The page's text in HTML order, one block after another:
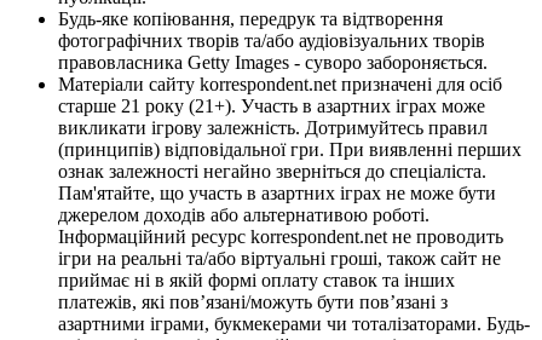
Будь-яке копіювання, передрук та відтворення
фотографічних творів та/або аудіовізуальних творів
правовласника Getty Images - суворо забороняється.
Матеріали сайту korrespondent.net призначені для осіб
старше 21 року (21+). Участь в азартних іграх може
викликати ігрову залежність. Дотримуйтесь правил
(принципів) відповідальної гри. При виявленні перших
ознак залежності негайно зверніться до спеціаліста.
Пам'ятайте, що участь в азартних іграх не може бути
джерелом доходів або альтернативою роботі.
Інформаційний ресурс korrespondent.net не проводить
ігри на реальні та/або віртуальні гроші, також сайт не
приймає ні в якій формі оплату ставок та інших
платежів, які пов’язані/можуть бути пов’язані з
азартними іграми, букмекерами чи тоталізаторами. Будь-